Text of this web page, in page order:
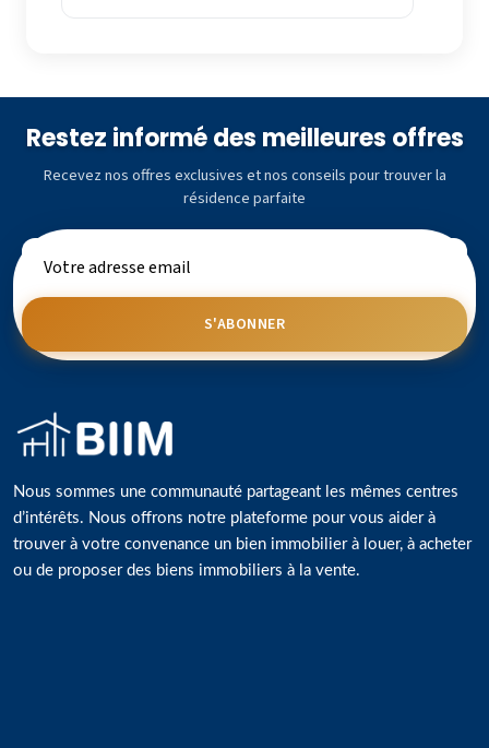
Restez informé des meilleures offres
Recevez nos offres exclusives et nos conseils pour trouver la
résidence parfaite
S'ABONNER
Nous sommes une communauté partageant les mêmes centres
d’intérêts. Nous offrons notre plateforme pour vous aider à
trouver à votre convenance un bien immobilier à louer, à acheter
ou de proposer des biens immobiliers à la vente.